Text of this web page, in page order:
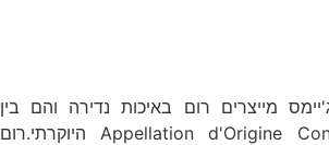
ג'יימס מייצרים רום באיכות נדירה והם בין
המייסדים של Appellation d'Origine Contrôlée Martinique היוקרתי.רום